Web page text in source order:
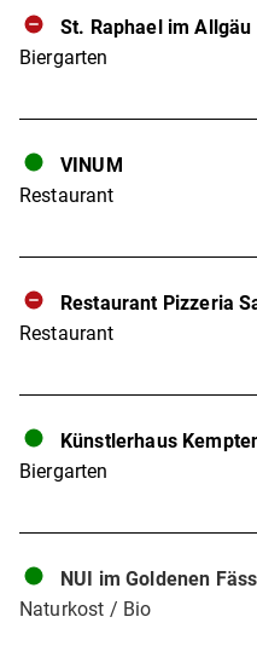
St. Raphael im
Biergarten
VINUM
Restaurant
Restaurant Pizzeria
Restaurant
Künstlerhaus
Biergarten
NUI im Goldenen
Naturkost / Bio